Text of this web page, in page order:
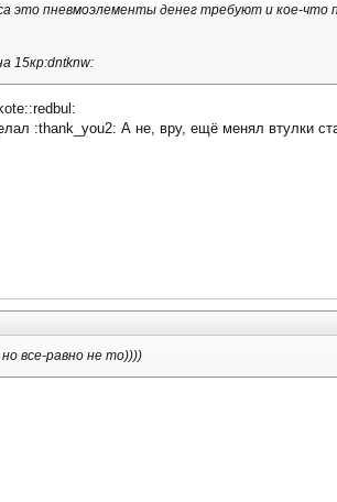
это пневмоэлементы денег требуют и кое-что
15кр:dntknw:
:thank_you2: А не, вру, ещё менял втулки
все-равно не то))))